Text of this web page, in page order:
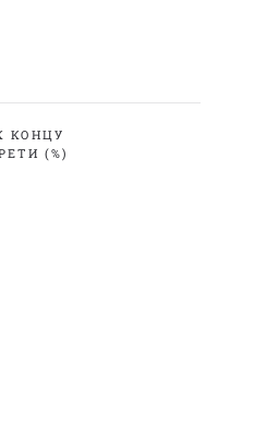
КОНЦУ
(%)